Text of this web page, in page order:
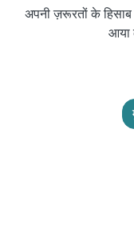
अपनी ज़रूरतों के
आया